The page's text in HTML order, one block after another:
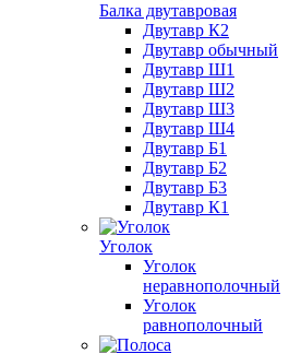
Балка двутавровая
Двутавр К2
Двутавр обычный
Двутавр Ш1
Двутавр Ш2
Двутавр Ш3
Двутавр Ш4
Двутавр Б1
Двутавр Б2
Двутавр Б3
Двутавр К1
Уголок
Уголок
неравнополочный
Уголок
равнополочный